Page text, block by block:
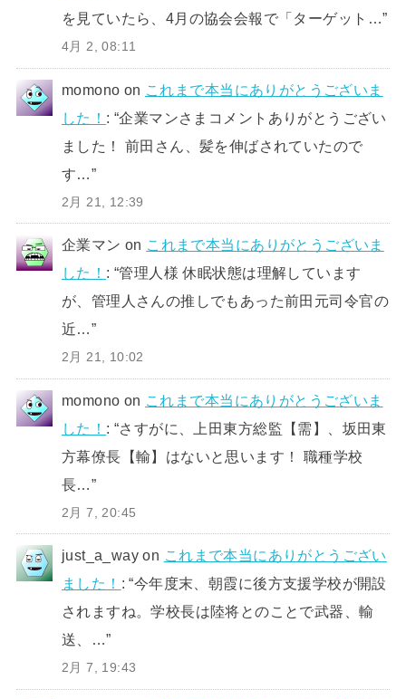
を見ていたら、4月の協会会報で「ターゲット…”
4月 2, 08:11
momono on これまで本当にありがとうございま
した！ : “企業マンさまコメントありがとうござい
ました！ 前田さん、髪を伸ばされていたので
す…”
2月 21, 12:39
企業マン on これまで本当にありがとうございま
した！ : “管理人様 休眠状態は理解しています
が、管理人さんの推しでもあった前田元司令官の
近…”
2月 21, 10:02
momono on これまで本当にありがとうございま
した！ : “さすがに、上田東方総監【需】、坂田東
方幕僚長【輸】はないと思います！ 職種学校
長…”
2月 7, 20:45
just_a_way on これまで本当にありがとうござい
ました！ : “今年度末、朝霞に後方支援学校が開設
されますね。学校長は陸将とのことで武器、輸
送、…”
2月 7, 19:43